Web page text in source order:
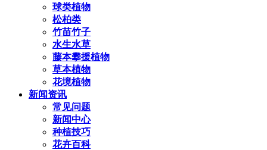
球类植物
松柏类
竹苗竹子
水生水草
藤本攀援植物
草本植物
花境植物
新闻资讯
常见问题
新闻中心
种植技巧
花卉百科